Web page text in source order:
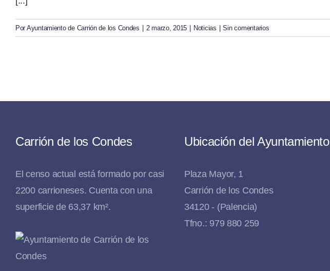
Por Ayuntamiento de Carrión de los Condes 2 marzo, 2015 Noticias Sin comentarios
Carrión de los Condes
El censo actual está formado por casi
2200 carrioneses. Cuenta con una
superficie de 63,37 km².
Ubicación del Ayuntamiento
Plaza Mayor, 1
Carrión de los Condes
34120 - (Palencia)
Tfno.: 979 880 259